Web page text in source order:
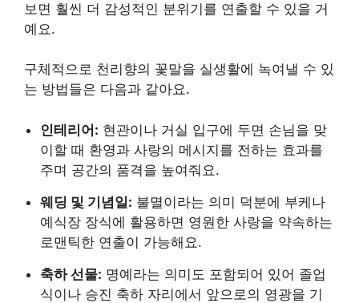
보면 훨씬 더 감성적인 분위기를 연출할 수 있을 거
예요.
구체적으로 천리향의 꽃말을 실생활에 녹여낼 수 있
는 방법들은 다음과 같아요.
인테리어: 현관이나 거실 입구에 두면 손님을 맞
이할 때 환영과 사랑의 메시지를 전하는 효과를
주며 공간의 품격을 높여줘요.
웨딩 및 기념일: 불멸이라는 의미 덕분에 부케나
예식장 장식에 활용하면 영원한 사랑을 약속하는
로맨틱한 연출이 가능해요.
축하 선물: 명예라는 의미도 포함되어 있어 졸업
식이나 승진 축하 자리에서 앞으로의 영광을 기